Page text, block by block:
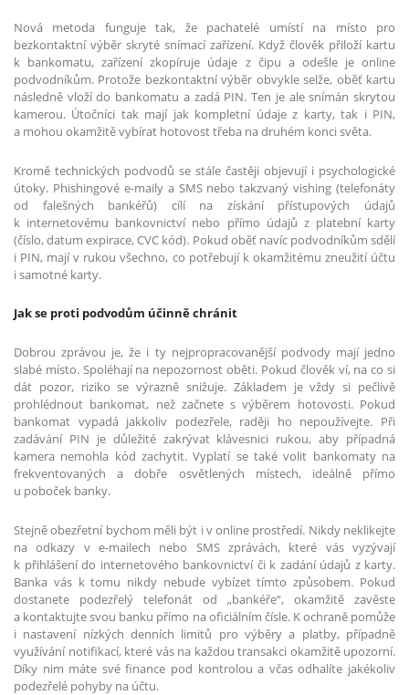
Nová metoda funguje tak, že pachatelé umístí na místo pro
bezkontaktní výběr skryté snímací zařízení. Když člověk přiloží kartu
k bankomatu, zařízení zkopíruje údaje z čipu a odešle je online
podvodníkům. Protože bezkontaktní výběr obvykle selže, oběť kartu
následně vloží do bankomatu a zadá PIN. Ten je ale snímán skrytou
kamerou. Útočníci tak mají jak kompletní údaje z karty, tak i PIN,
a mohou okamžitě vybírat hotovost třeba na druhém konci světa.
Kromě technických podvodů se stále častěji objevují i psychologické
útoky. Phishingové e-maily a SMS nebo takzvaný vishing (telefonáty
od falešných bankéřů) cílí na získání přístupových údajů
k internetovému bankovnictví nebo přímo údajů z platební karty
(číslo, datum expirace, CVC kód). Pokud oběť navíc podvodníkům sdělí
i PIN, mají v rukou všechno, co potřebují k okamžitému zneužití účtu
i samotné karty.
Jak se proti podvodům účinně chránit
Dobrou zprávou je, že i ty nejpropracovanější podvody mají jedno
slabé místo. Spoléhají na nepozornost oběti. Pokud člověk ví, na co si
dát pozor, riziko se výrazně snižuje. Základem je vždy si pečlivě
prohlédnout bankomat, než začnete s výběrem hotovosti. Pokud
bankomat vypadá jakkoliv podezřele, raději ho nepoužívejte. Při
zadávání PIN je důležité zakrývat klávesnici rukou, aby případná
kamera nemohla kód zachytit. Vyplatí se také volit bankomaty na
frekventovaných a dobře osvětlených místech, ideálně přímo
u poboček banky.
Stejně obezřetní bychom měli být i v online prostředí. Nikdy neklikejte
na odkazy v e-mailech nebo SMS zprávách, které vás vyzývají
k přihlášení do internetového bankovnictví či k zadání údajů z karty.
Banka vás k tomu nikdy nebude vybízet tímto způsobem. Pokud
dostanete podezřelý telefonát od „bankéře“, okamžitě zavěste
a kontaktujte svou banku přímo na oficiálním čísle. K ochraně pomůže
i nastavení nízkých denních limitů pro výběry a platby, případně
využívání notifikací, které vás na každou transakci okamžitě upozorní.
Díky nim máte své finance pod kontrolou a včas odhalíte jakékoliv
podezřelé pohyby na účtu.